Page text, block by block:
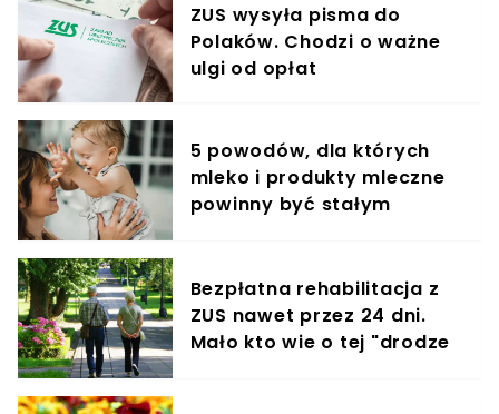
ZUS wysyła pisma do
Polaków. Chodzi o ważne
ulgi od opłat
5 powodów, dla których
mleko i produkty mleczne
powinny być stałym
Bezpłatna rehabilitacja z
ZUS nawet przez 24 dni.
Mało kto wie o tej "drodze